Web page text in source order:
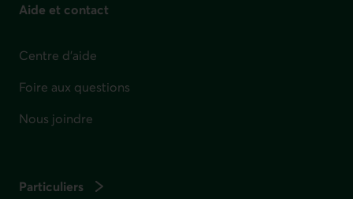
Aide et contact
Centre d'aide
Foire aux questions
Nous joindre
Particuliers